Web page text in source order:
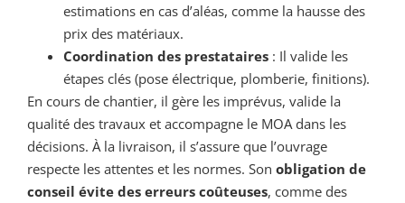
estimations en cas d’aléas, comme la hausse des
prix des matériaux.
Coordination des prestataires : Il valide les
étapes clés (pose électrique, plomberie, finitions).
En cours de chantier, il gère les imprévus, valide la
qualité des travaux et accompagne le MOA dans les
décisions. À la livraison, il s’assure que l’ouvrage
respecte les attentes et les normes. Son obligation de
conseil évite des erreurs coûteuses, comme des